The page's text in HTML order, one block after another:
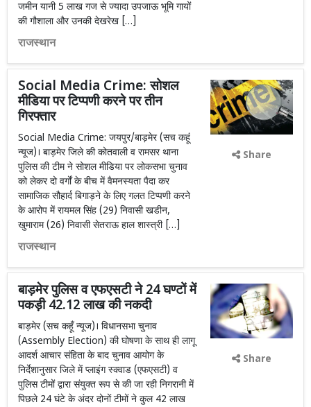
जमीन यानी 5 लाख गज से ज्यादा उपजाऊ भूमि गायों
की गौशाला और उनकी देखरेख […]
राजस्थान
Social Media Crime: सोशल
मीडिया पर टिप्पणी करने पर तीन
गिरफ्तार
Social Media Crime: जयपुर/बाड़मेर (सच कहूं
न्यूज)। बाड़मेर जिले की कोतवाली व रामसर थाना
पुलिस की टीम ने सोशल मीडिया पर लोकसभा चुनाव
को लेकर दो वर्गों के बीच में वैमनस्यता पैदा कर
सामाजिक सौहार्द बिगाड़ने के लिए गलत टिप्पणी करने
के आरोप में रायमल सिंह (29) निवासी खडीन,
खुमाराम (26) निवासी सेतराऊ हाल शास्त्री […]
राजस्थान
Share
बाड़मेर पुलिस व एफएसटी ने 24 घण्टों में
पकड़ी 42.12 लाख की नकदी
बाड़मेर (सच कहूँ न्यूज)। विधानसभा चुनाव
(Assembly Election) की घोषणा के साथ ही लागू
आदर्श आचार संहिता के बाद चुनाव आयोग के
निर्देशानुसार जिले में प्लाइंग स्क्वाड (एफएसटी) व
पुलिस टीमों द्वारा संयुक्त रूप से की जा रही निगरानी में
पिछले 24 घंटे के अंदर दोनों टीमों ने कुल 42 लाख
Share